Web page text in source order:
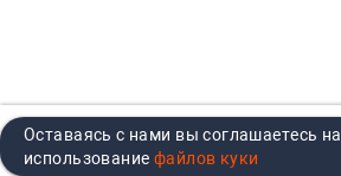
Главная Каталог Кабинет
Оставаясь с нами вы соглашаетесь на
использование